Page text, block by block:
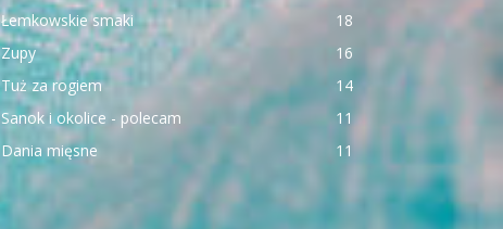
Łemkowskie smaki
18
Zupy
16
Tuż za rogiem
14
Sanok i okolice - polecam
11
Dania mięsne
11